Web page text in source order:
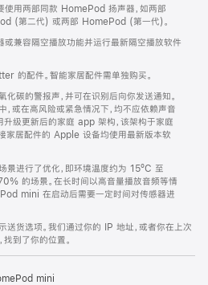
用两部同款 HomePod 扬声器，如两部
(第二代) 或两部 HomePod (第一代)。
兼容隔空播放功能并运行最新隔空播放软件
的配件。智能家居配件需单独购买。
碳的警报声，并可在识别后向你发送通知。
或在高风险或紧急情况下，均不应依赖声音
升级更新后的家庭 app 架构，该架构于家庭
家居配件的 Apple 设备均使用最新版本软
景进行了优化，即环境温度约为 15ºC 至
的场景。在长时间以高音量播放音频等情
mini 在启动后需要一定时间对传感器进
送货选项。我们通过你的 IP 地址，或者你在上次
到了你的位置。
mini